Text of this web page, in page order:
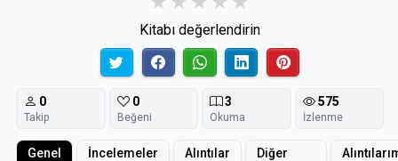
Kitabı değerlendirin
0
Takip
0
Beğeni
3
Okuma
575
İzlenme
Genel İncelemeler Alıntılar
Diğer